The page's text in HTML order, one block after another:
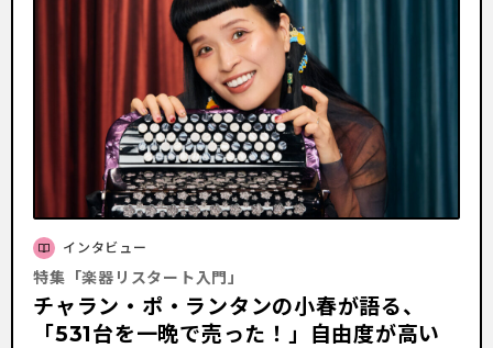
インタビュー
特集「楽器リスタート入門」
チャラン・ポ・ランタンの小春が語る、
「531台を一晩で売った！」自由度が高い